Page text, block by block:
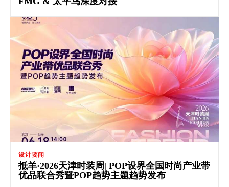
设计要闻
抵羊·2026天津时装周| POP设界全国时尚产业带
优品联合秀暨POP趋势主题趋势发布